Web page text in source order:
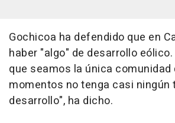
Gochicoa ha defendido que en
haber "algo" de desarrollo
que seamos la única
momentos no tenga casi ningún
desarrollo", ha dicho.